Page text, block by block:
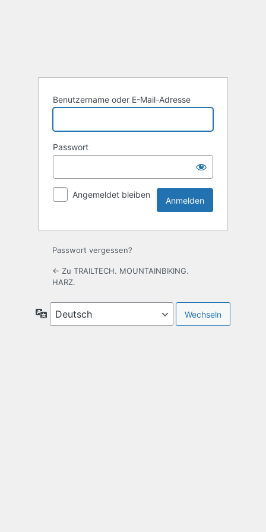
Benutzername oder E-Mail-Adresse
Passwort
Angemeldet bleiben
Passwort vergessen?
← Zu TRAILTECH. MOUNTAINBIKING.
HARZ.
Sprache